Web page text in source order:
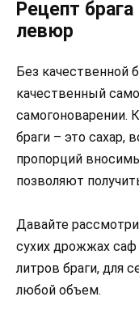
Рецепт
левюр
Без качественной
качественный
самогоноварении.
браги – это сахар,
пропорций
позволяют
Давайте
сухих дрожжах
литров браги, для
любой объем.